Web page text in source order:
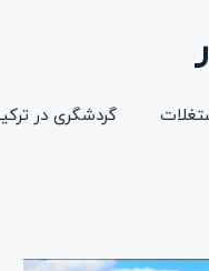
گردشگری در